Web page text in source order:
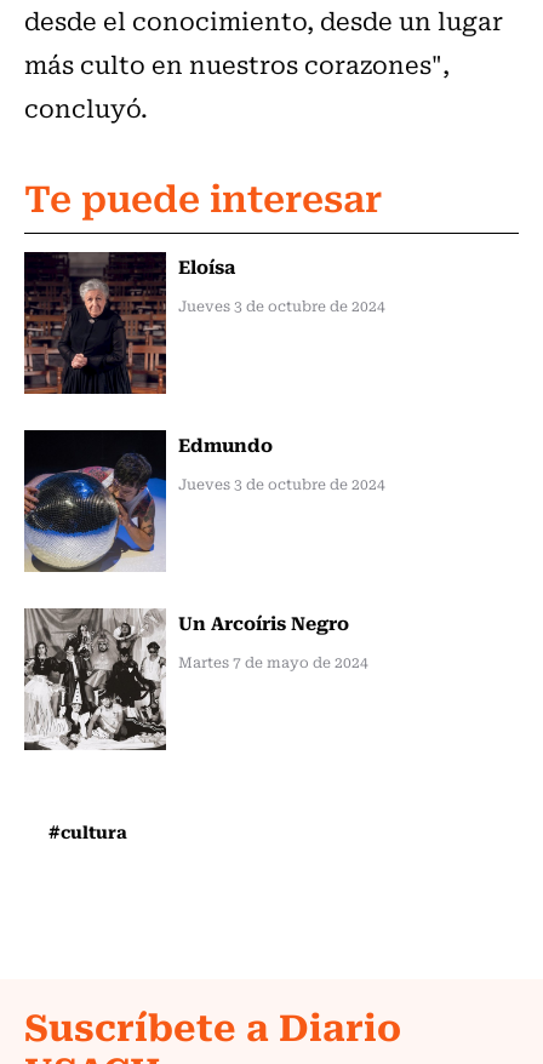
desde el conocimiento, desde un lugar
más culto en nuestros corazones",
concluyó.
Te puede interesar
Eloísa
Jueves 3 de octubre de 2024
Edmundo
Jueves 3 de octubre de 2024
Un Arcoíris Negro
Martes 7 de mayo de 2024
#cultura